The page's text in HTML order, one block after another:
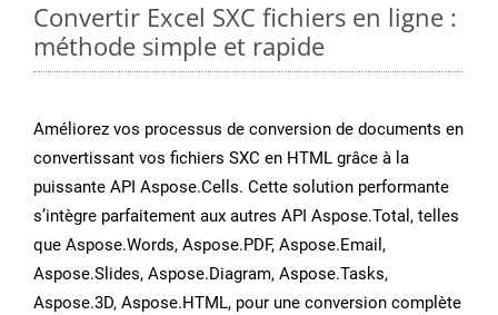
Convertir Excel SXC fichiers en ligne :
méthode simple et rapide
Améliorez vos processus de conversion de documents en
convertissant vos fichiers SXC en HTML grâce à la
puissante API Aspose.Cells. Cette solution performante
s’intègre parfaitement aux autres API Aspose.Total, telles
que Aspose.Words, Aspose.PDF, Aspose.Email,
Aspose.Slides, Aspose.Diagram, Aspose.Tasks,
Aspose.3D, Aspose.HTML, pour une conversion complète